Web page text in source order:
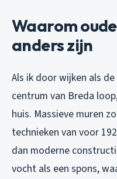
Waarom
anders zijn
Als ik door wijken als
centrum van Breda
huis. Massieve muren
technieken van voor
dan moderne
vocht als een spons,